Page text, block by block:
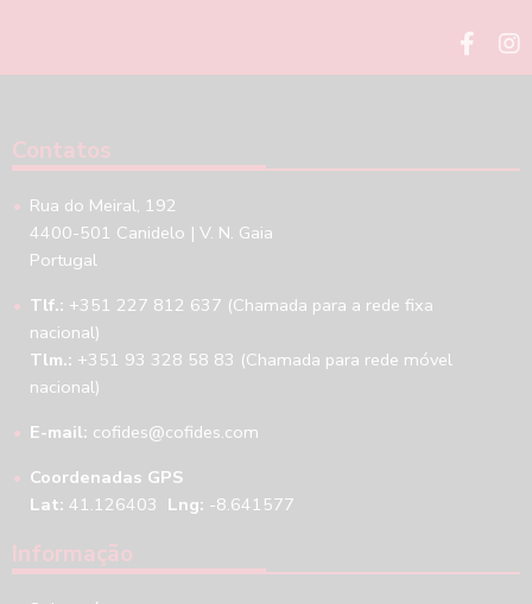
Contatos
Rua do Meiral, 192
4400-501 Canidelo | V. N. Gaia
Portugal
Tlf.: +351 227 812 637 (Chamada para a rede fixa
nacional)
Tlm.: +351 93 328 58 83 (Chamada para rede móvel
nacional)
E-mail: cofides@cofides.com
Coordenadas GPS
Lat: 41.126403 Lng: -8.641577
Informação